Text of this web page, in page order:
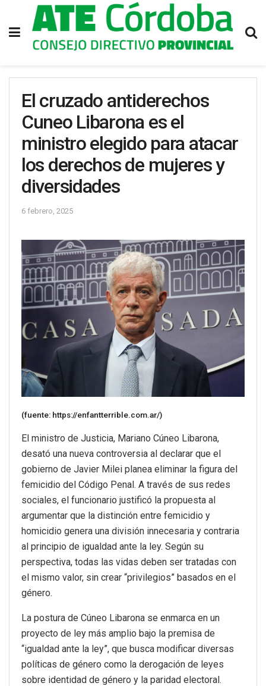
El cruzado antiderechos
Cuneo Libarona es el
ministro elegido para atacar
los derechos de mujeres y
diversidades
6 febrero, 2025
(fuente: https://enfantterrible.com.ar/)
El ministro de Justicia, Mariano Cúneo Libarona,
desató una nueva controversia al declarar que el
gobierno de Javier Milei planea eliminar la figura del
femicidio del Código Penal. A través de sus redes
sociales, el funcionario justificó la propuesta al
argumentar que la distinción entre femicidio y
homicidio genera una división innecesaria y contraria
al principio de igualdad ante la ley. Según su
perspectiva, todas las vidas deben ser tratadas con
el mismo valor, sin crear “privilegios” basados en el
género.
La postura de Cúneo Libarona se enmarca en un
proyecto de ley más amplio bajo la premisa de
“igualdad ante la ley”, que busca modificar diversas
políticas de género como la derogación de leyes
sobre identidad de género y la paridad electoral.